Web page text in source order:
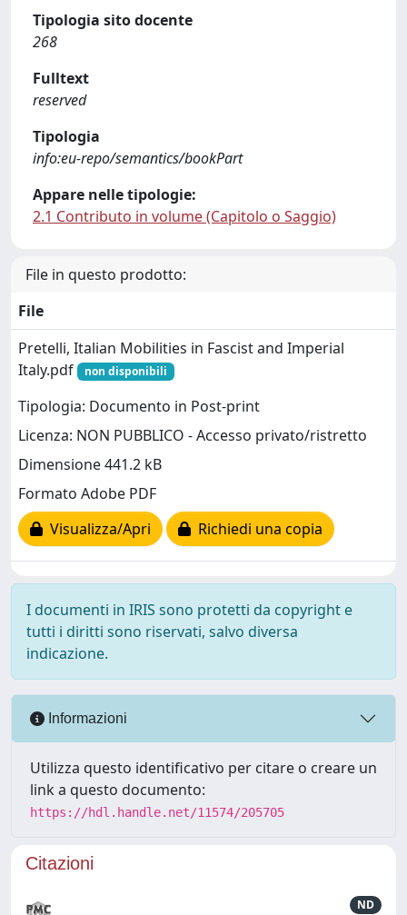
Tipologia sito docente
268
Fulltext
reserved
Tipologia
info:eu-repo/semantics/bookPart
Appare nelle tipologie:
2.1 Contributo in volume (Capitolo o Saggio)
File in questo prodotto:
File
Pretelli, Italian Mobilities in Fascist and Imperial
Italy.pdf
non disponibili
Tipologia: Documento in Post-print
Licenza: NON PUBBLICO - Accesso privato/ristretto
Dimensione 441.2 kB
Formato Adobe PDF
Visualizza/Apri
Richiedi una copia
I documenti in IRIS sono protetti da copyright e
tutti i diritti sono riservati, salvo diversa
indicazione.
Informazioni
Utilizza questo identificativo per citare o creare un
link a questo documento:
https://hdl.handle.net/11574/205705
Citazioni
ND